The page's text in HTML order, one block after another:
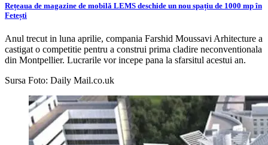
Rețeaua de magazine de mobilă LEMS deschide un nou spațiu de 1000 mp în
Fetești
Anul trecut in luna aprilie, compania Farshid Moussavi Arhitecture a
castigat o competitie pentru a construi prima cladire neconventionala
din Montpellier. Lucrarile vor incepe pana la sfarsitul acestui an.
Sursa Foto: Daily Mail.co.uk